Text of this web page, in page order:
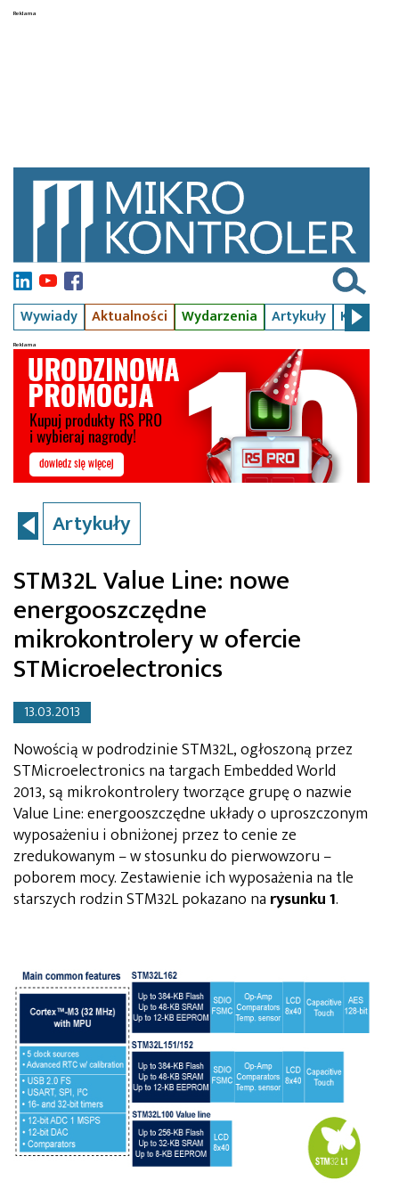
Wywiady Aktualności Wydarzenia Artykuły Kursy
Artykuły
STM32L Value Line: nowe
energooszczędne
mikrokontrolery w ofercie
STMicroelectronics
13.03.2013
Nowością w podrodzinie STM32L, ogłoszoną przez
STMicroelectronics na targach Embedded World
2013, są mikrokontrolery tworzące grupę o nazwie
Value Line: energooszczędne układy o uproszczonym
wyposażeniu i obniżonej przez to cenie ze
zredukowanym – w stosunku do pierwowzoru –
poborem mocy. Zestawienie ich wyposażenia na tle
starszych rodzin STM32L pokazano na rysunku 1.